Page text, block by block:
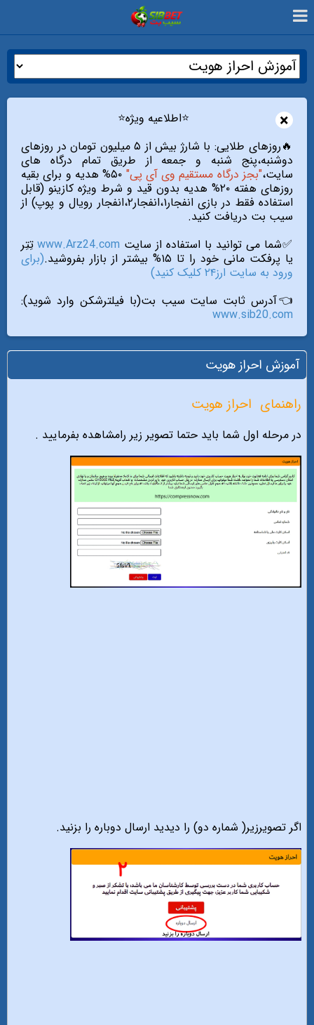
×
⭐️اطلاعیه ویژه⭐️
🔥روزهای طلایی: با شارژ بیش از ۵ میلیون تومان در روزهای
دوشنبه،پنج شنبه و جمعه از طریق تمام درگاه های
سایت،"بجز درگاه مستقیم وی آی پی"
۵۰% هدیه و برای بقیه
روزهای هفته ۲۰% هدیه بدون قید و شرط ویژه کازینو (قابل
استفاده فقط در بازی انفجار۱،انفجار۲،انفجار رویال و پوپ) از
سیب بت دریافت کنید.
✅شما می توانید با استفاده از سایت www.Arz24.com تِتِر
یا پرفکت مانی خود را تا ۱۵% بیشتر از بازار بفروشید.
(برای
ورود به سایت ارز۲۴ کلیک کنید)
👈آدرس ثابت سایت سیب بت(با فیلترشکن وارد شوید):
www.sib20.com
آموزش احراز هویت
راهنمای احراز هویت
در مرحله اول شما باید حتما تصویر زیر رامشاهده بفرمایید .
اگر تصویرزیر( شماره دو) را دیدید ارسال دوباره را بزنید.